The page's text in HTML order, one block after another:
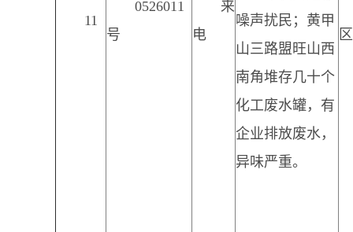
11
0526011
号
来
电
噪声扰民；黄甲
山三路盟旺山西
南角堆存几十个
化工废水罐，有
企业排放废水，
异味严重。
区